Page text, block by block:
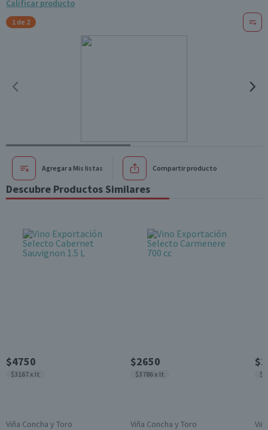
Calificar producto
1 de 2
Agregar a Mis listas Compartir producto
Descubre Productos Similares
$4750
$3167 x lt
Viña Concha y Toro
$2650
$3786 x lt
Viña Concha y Toro